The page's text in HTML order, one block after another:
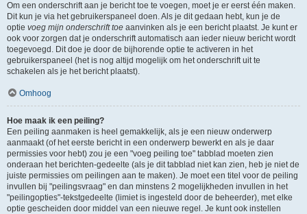
Om een onderschrift aan je bericht toe te voegen, moet je er eerst één maken.
Dit kun je via het gebruikerspaneel doen. Als je dit gedaan hebt, kun je de
optie voeg mijn onderschrift toe aanvinken als je een bericht plaatst. Je kunt er
ook voor zorgen dat je onderschrift automatisch aan ieder nieuw bericht wordt
toegevoegd. Dit doe je door de bijhorende optie te activeren in het
gebruikerspaneel (het is nog altijd mogelijk om het onderschrift uit te
schakelen als je het bericht plaatst).
Omhoog
Hoe maak ik een peiling?
Een peiling aanmaken is heel gemakkelijk, als je een nieuw onderwerp
aanmaakt (of het eerste bericht in een onderwerp bewerkt en als je daar
permissies voor hebt) zou je een "voeg peiling toe" tabblad moeten zien
onderaan het berichten-gedeelte (als je dit tabblad niet kan zien, heb je niet de
juiste permissies om peilingen aan te maken). Je moet een titel voor de peiling
invullen bij "peilingsvraag" en dan minstens 2 mogelijkheden invullen in het
"peilingopties"-tekstgedeelte (limiet is ingesteld door de beheerder), met elke
optie gescheiden door middel van een nieuwe regel. Je kunt ook instellen